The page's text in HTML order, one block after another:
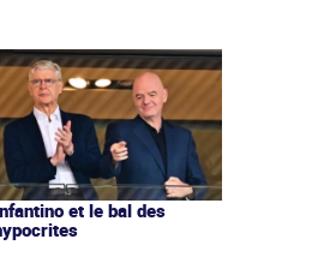
et le bal des